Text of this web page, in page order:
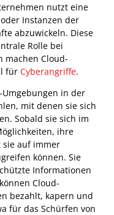
nutzt eine
Instanzen der
abzuwickeln. Diese
Rolle bei
machen Cloud-
für Cyberangriffe.
in der
mit denen sie sich
Sobald sie sich im
ihre
sie auf immer
können. Sie
Informationen
Cloud-
bezahlt, kapern und
für das Schürfen von